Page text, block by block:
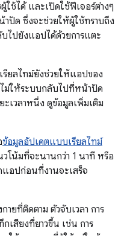
ใช้ได้ และเปิดใช้ฟีเจอร์ต่างๆ
ปัด ซึ่งจะช่วยให้ผู้ใช้ทราบถึง
ไปยังแอปได้ด้วยการแตะ
ยลไทม์ยังช่วยให้แอปของ
ให้ระบบกลับไปที่หน้าปัด
ะเวลาหนึ่ง ดูข้อมูลเพิ่มเติม
ข้อมูลอัปเดตแบบเรียลไทม์
โน้มที่จะนานกว่า 1 นาที หรือ
อปก่อนที่งานจะเสร็จ
ายที่ติดตาม ตัวจับเวลา การ
เสียงที่ยาวขึ้น เช่น การ